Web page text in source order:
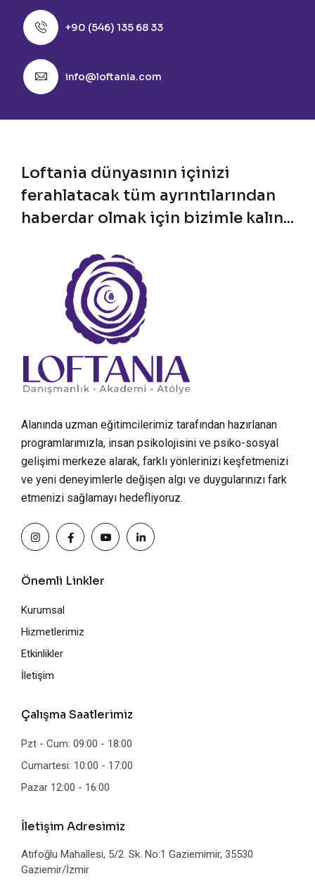
+90 (546) 135 68 33
info@loftania.com
Loftania dünyasının içinizi
ferahlatacak tüm ayrıntılarından
haberdar olmak için bizimle kalın...
Alanında uzman eğitimcilerimiz tarafından hazırlanan
programlarımızla, insan psikolojisini ve psiko-sosyal
gelişimi merkeze alarak, farklı yönlerinizi keşfetmenizi
ve yeni deneyimlerle değişen algı ve duygularınızı fark
etmenizi sağlamayı hedefliyoruz.
Önemli Linkler
Kurumsal
Hizmetlerimiz
Etkinlikler
İletişim
Çalışma Saatlerimiz
Pzt - Cum: 09:00 - 18:00
Cumartesi: 10:00 - 17:00
Pazar 12:00 - 16:00
İletişim Adresimiz
Atıfoğlu Mahallesi, 5/2. Sk. No:1 Gaziemimir, 35530
Gaziemir/İzmir